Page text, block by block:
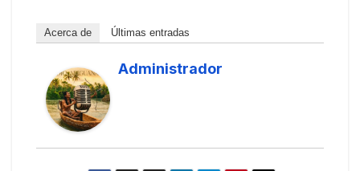
Acerca de Últimas entradas
Administrador